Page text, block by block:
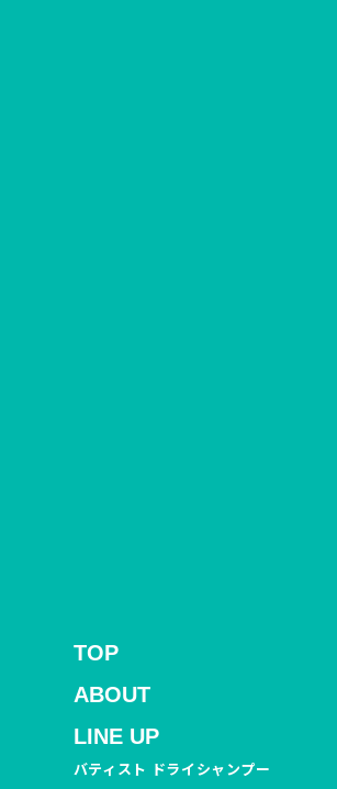
TOP
ABOUT
LINE UP
バティスト ドライシャンプー